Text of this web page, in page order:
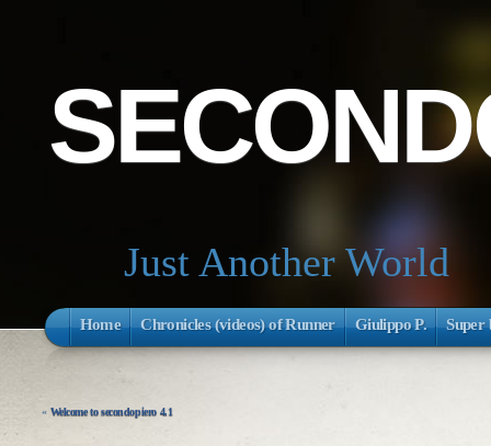
Just Another World
Home Chronicles (videos) of Runner Giulippo P. Super
« Welcome to secondopiero 4.1